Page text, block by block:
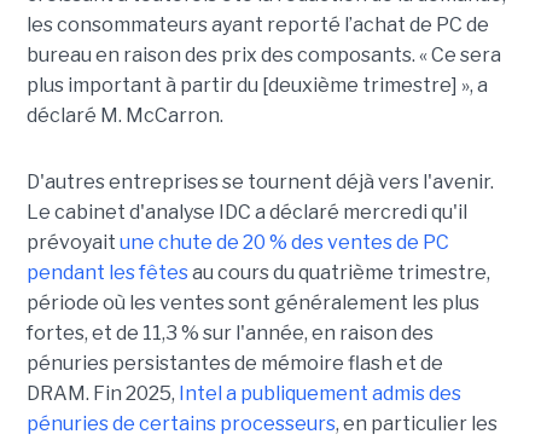
les consommateurs ayant reporté l’achat de PC de
bureau en raison des prix des composants. « Ce sera
plus important à partir du [deuxième trimestre] », a
déclaré M. McCarron.
D'autres entreprises se tournent déjà vers l'avenir.
Le cabinet d'analyse IDC a déclaré mercredi qu'il
prévoyait une chute de 20 % des ventes de PC
pendant les fêtesau cours du quatrième trimestre,
période où les ventes sont généralement les plus
fortes, et de 11,3 % sur l'année, en raison des
pénuries persistantes de mémoire flash et de
DRAM. Fin 2025, Intel a publiquement admis des
pénuries de certains processeurs, en particulier les